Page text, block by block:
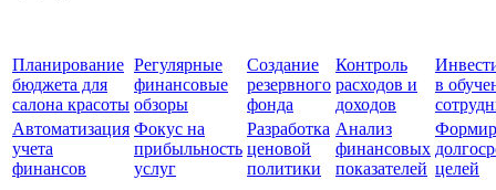
Планирование
бюджета для
салона красоты
Регулярные
финансовые
обзоры
Создание
резервного
фонда
Контроль
расходов и
доходов
в
Автоматизация
учета
финансов
Фокус на
прибыльность
услуг
Разработка
ценовой
политики
Анализ
финансовых
показателей целей